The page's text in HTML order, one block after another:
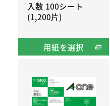
入数 100シート
(1,200片)
用紙を選択